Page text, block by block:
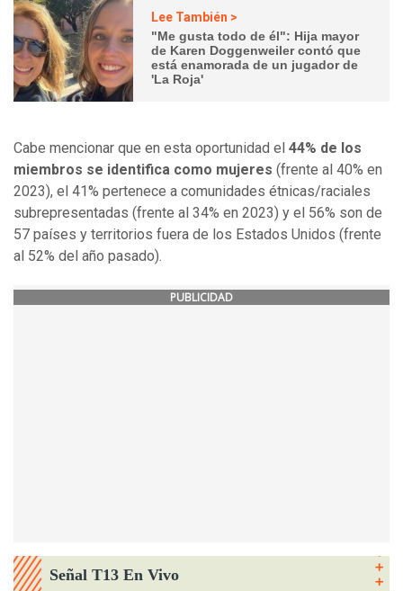
Lee También >
"Me gusta todo de él": Hija mayor
de Karen Doggenweiler contó que
está enamorada de un jugador de
'La Roja'
Cabe mencionar que en esta oportunidad el 44% de los
miembros se identifica como mujeres (frente al 40% en
2023), el 41% pertenece a comunidades étnicas/raciales
subrepresentadas (frente al 34% en 2023) y el 56% son de
57 países y territorios fuera de los Estados Unidos (frente
al 52% del año pasado).
PUBLICIDAD
Señal T13 En Vivo